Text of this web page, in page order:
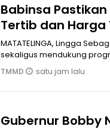
Babinsa
Tertib dan
MATATELINGA, Lingga
sekaligus mendukung
TMMD satu jam lalu
Gubernur Bobby